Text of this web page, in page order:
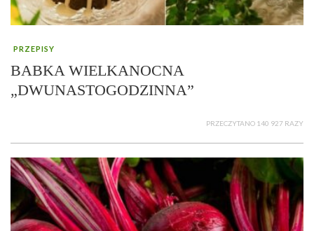
PRZEPISY
BABKA WIELKANOCNA
„DWUNASTOGODZINNA”
PRZECZYTANO 140 927 RAZY